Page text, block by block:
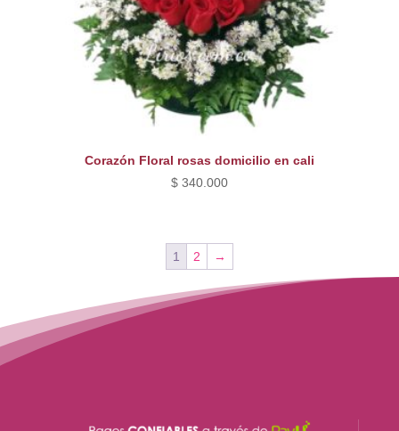
Corazón Floral rosas domicilio en cali
$340.000
1 2 →